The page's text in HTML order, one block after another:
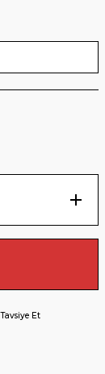
Tavsiye Et